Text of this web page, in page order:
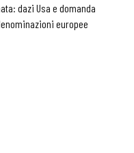
dazi Usa e domanda
europee